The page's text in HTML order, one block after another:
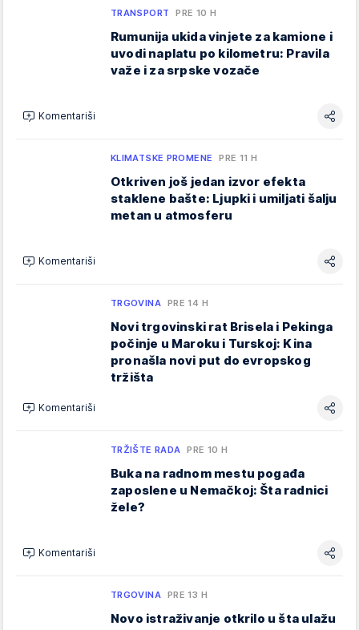
TRANSPORT PRE 10 H
Rumunija ukida vinjete za kamione i
uvodi naplatu po kilometru: Pravila
važe i za srpske vozače
Komentariši
KLIMATSKE PROMENE PRE 11 H
Otkriven još jedan izvor efekta
staklene bašte: Ljupki i umiljati šalju
metan u atmosferu
Komentariši
TRGOVINA PRE 14 H
Novi trgovinski rat Brisela i Pekinga
počinje u Maroku i Turskoj: Kina
pronašla novi put do evropskog
tržišta
Komentariši
TRŽIŠTE RADA PRE 10 H
Buka na radnom mestu pogađa
zaposlene u Nemačkoj: Šta radnici
žele?
Komentariši
TRGOVINA PRE 13 H
Novo istraživanje otkrilo u šta ulažu